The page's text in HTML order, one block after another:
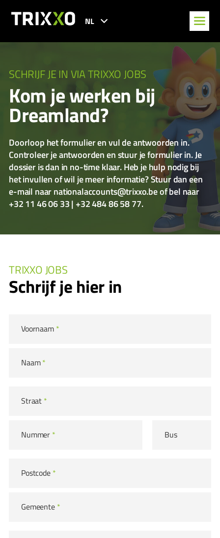
NL
SCHRIJF JE IN VIA TRIXXO JOBS
Kom je werken bij
Dreamland?
Doorloop het formulier en vul de antwoorden in.
Controleer je antwoorden en stuur je formulier in. Je
dossier is dan in no-time klaar. Heb je hulp nodig bij
het invullen of wil je meer informatie? Stuur dan een
e-mail naar nationalaccounts@trixxo.be of bel naar
+32 11 46 06 33 | +32 484 86 58 77.
TRIXXO JOBS
Schrijf je hier in
Voornaam *
Naam*
Straat *
Nummer * Bus
Postcode *
Gemeente *